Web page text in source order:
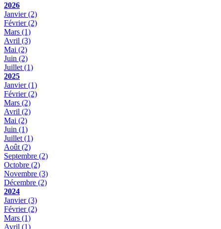
2026
Janvier(2)
Février(2)
Mars (1)
Avril (3)
Mai (2)
Juin (2)
Juillet (1)
2025
Janvier(1)
Février(2)
Mars (2)
Avril (2)
Mai (2)
Juin (1)
Juillet (1)
Août (2)
Septembre (2)
Octobre (2)
Novembre (3)
Décembre (2)
2024
Janvier(3)
Février(2)
Mars (1)
Avril (1)